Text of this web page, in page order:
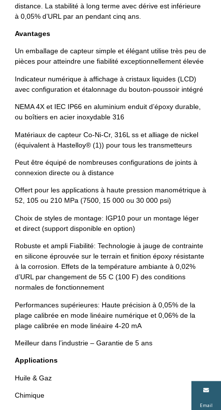
Email
distance. La stabilité à long terme avec dérive est inférieure
à 0,05% d’URL par an pendant cinq ans.
Avantages
Un emballage de capteur simple et élégant utilise très peu de
pièces pour atteindre une fiabilité exceptionnellement élevée
Indicateur numérique à affichage à cristaux liquides (LCD)
avec configuration et étalonnage du bouton-poussoir intégré
NEMA 4X et IEC IP66 en aluminium enduit d’époxy durable,
ou boîtiers en acier inoxydable 316
Matériaux de capteur Co-Ni-Cr, 316L ss et alliage de nickel
(équivalent à Hastelloy® (1)) pour tous les transmetteurs
Peut être équipé de nombreuses configurations de joints à
connexion directe ou à distance
Offert pour les applications à haute pression manométrique à
52, 105 ou 210 MPa (7500, 15 000 ou 30 000 psi)
Choix de styles de montage: IGP10 pour un montage léger
et direct (support disponible en option)
Robuste et ampli Fiabilité: Technologie à jauge de contrainte
en silicone éprouvée sur le terrain et finition époxy résistante
à la corrosion. Effets de la température ambiante à 0,02%
d’URL par changement de 55 C (100 F) des conditions
normales de fonctionnement
Performances supérieures: Haute précision à 0,05% de la
plage calibrée en mode linéaire numérique et 0,06% de la
plage calibrée en mode linéaire 4-20 mA
Meilleur dans l’industrie – Garantie de 5 ans
Applications
Huile & Gaz
Chimique